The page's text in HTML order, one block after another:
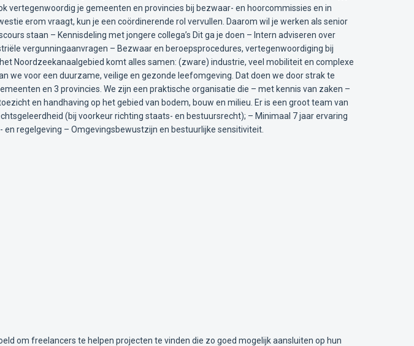
vertegenwoordig je gemeenten en provincies bij bezwaar- en hoorcommissies en in
erom vraagt, kun je een coördinerende rol vervullen. Daarom wil je werken als senior
staan – Kennisdeling met jongere collega’s Dit ga je doen – Intern adviseren over
vergunningaanvragen – Bezwaar en beroepsprocedures, vertegenwoordiging bij
Noordzeekanaalgebied komt alles samen: (zware) industrie, veel mobiliteit en complexe
voor een duurzame, veilige en gezonde leefomgeving. Dat doen we door strak te
en 3 provincies. We zijn een praktische organisatie die – met kennis van zaken –
en handhaving op het gebied van bodem, bouw en milieu. Er is een groot team van
(bij voorkeur richting staats- en bestuursrecht); – Minimaal 7 jaar ervaring
regelgeving – Omgevingsbewustzijn en bestuurlijke sensitiviteit.
om freelancers te helpen projecten te vinden die zo goed mogelijk aansluiten op hun